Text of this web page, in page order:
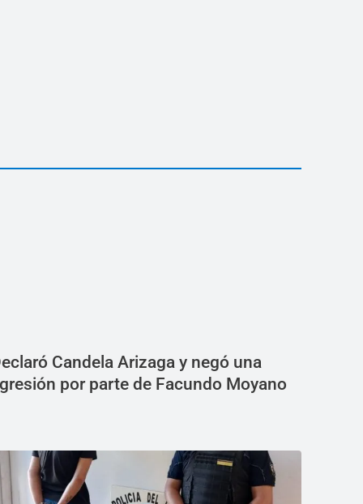
Candela Arizaga y negó una
por parte de Facundo Moyano